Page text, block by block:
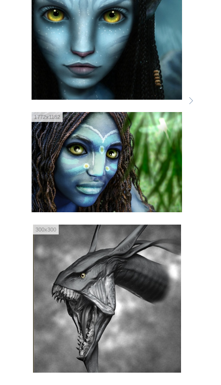
1772x1182
300x300